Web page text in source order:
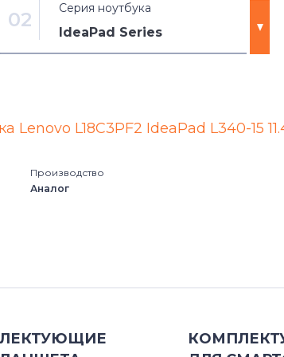
02 Серия ноутбука
IdeaPad Series
Lenovo L18C3PF2 IdeaPad L340-15
Производство
Аналог